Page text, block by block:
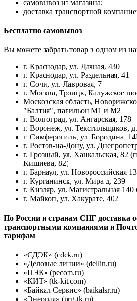
самовывоз из магазина;
доставка транспортной
Бесплатно самовывоз
Вы можете забрать товар в одном из
г. Краснодар, ул. Дачная, 430
г. Краснодар, ул. Раздельная, 41
г. Сочи, ул. Лавровая, 7
г. Москва, Троицк, Калужское
Московская область,
"Балтия", павильон М1 и М2
г. Волгоград, ул. Ангарская, 178
г. Воронеж, ул. Текстильщиков,
г. Симферополь, ул. Бородина,
г. Ростов-на-Дону, ул.
г. Грозный, ул. Ханкальская, 82
Кишиева, 82)
г. Барнаул, ул. Новороссийская
г. Курганинск, ул. Мира д. 239
г. Кизляр, ул. Магистральная 140
г. Майкоп, ул. Хакурате, 402
По России и странам СНГ доставка
транспортными компаниями и
тарифам
«СДЭК» (cdek.ru)
«Деловые линии» (dellin.ru)
«ПЭК» (pecom.ru)
«КИТ» (tk-kit.com)
«Байкал Сервис» (baikalsr.ru)
«Энергия» (nrg-tk.ru)